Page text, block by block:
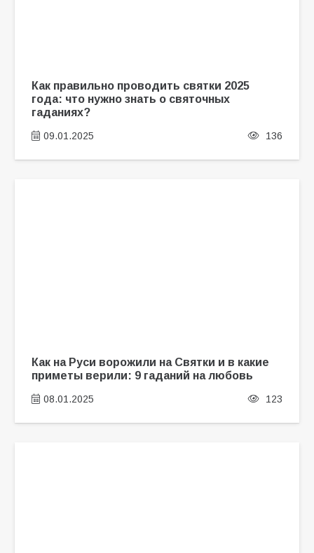
Как правильно проводить святки 2025
года: что нужно знать о святочных
гаданиях?
09.01.2025 136
Как на Руси ворожили на Святки и в какие
приметы верили: 9 гаданий на любовь
08.01.2025 123